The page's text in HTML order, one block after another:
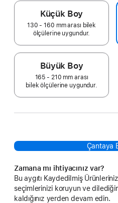
Küçük Boy
130 - 160 mm arası bilek
ölçülerine uygundur.
Büyük Boy
165 - 210 mm arası
bilek ölçülerine uygundur.
Çantaya
Zamana mı ihtiyacınız var?
Bu aygıtı Kaydedilmiş
seçimlerinizi koruyun ve
kaldığınız yerden devam edin.